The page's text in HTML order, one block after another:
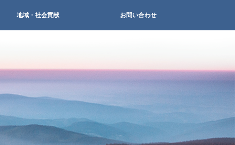
地域・社会貢献 お問い合わせ